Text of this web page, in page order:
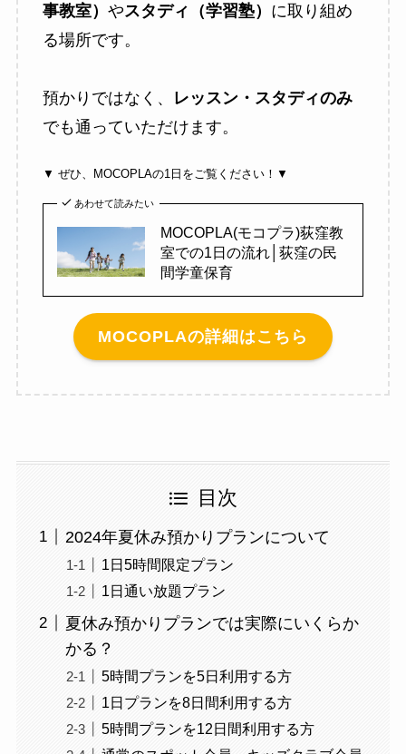
事教室） やスタディ（学習塾） に取り組め
る場所です。
預かりではなく、
レッスン・スタディのみ
でも通っていただけます。
▼ ぜひ、MOCOPLAの1日をご覧ください！▼
あわせて読みたい
MOCOPLA(モコプラ)荻窪教
室での1日の流れ│荻窪の民
間学童保育
MOCOPLAの詳細はこちら
目次
2024年夏休み預かりプランについて
1日5時間限定プラン
1日通い放題プラン
夏休み預かりプランでは実際にいくらか
かる？
5時間プランを5日利用する方
1日プランを8日間利用する方
5時間プランを12日間利用する方